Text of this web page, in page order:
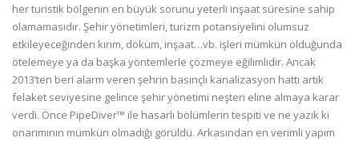
her turistik bölgenin en büyük sorunu yeterli inşaat süresine sahip
olamamasıdır. Şehir yönetimleri, turizm potansiyelini olumsuz
etkileyeceğinden kırım, döküm, inşaat…vb. işleri mümkün olduğunda
ötelemeye ya da başka yöntemlerle çözmeye eğilimlidir. Ancak
2013’ten beri alarm veren şehrin basınçlı kanalizasyon hattı artık
felaket seviyesine gelince şehir yönetimi neşteri eline almaya karar
verdi. Önce PipeDiver™ ile hasarlı bölümlerin tespiti ve ne yazık ki
onarımının mümkün olmadığı görüldü. Arkasından en verimli yapım